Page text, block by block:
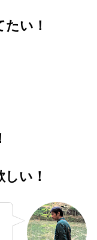
い！
い！